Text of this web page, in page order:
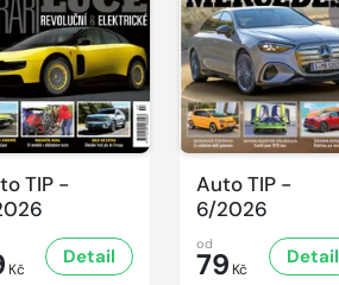
TIP -
Kč
Detail
Auto TIP -
6/2026
od
79 Kč
Detail